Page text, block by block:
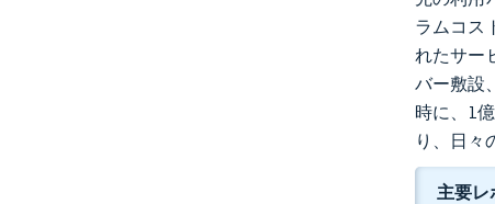
ラムコス
れたサー
バー敷設
時に、1
り、日々
主要レ